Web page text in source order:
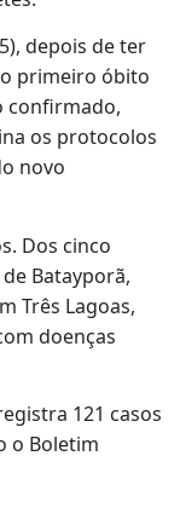
depois de ter
primeiro óbito
confirmado,
os protocolos
novo
Dos cinco
Batayporã,
Três Lagoas,
doenças
121 casos
o Boletim